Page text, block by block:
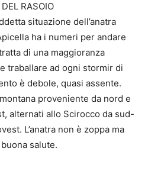
RASOIO
situazione dell’anatra
ha i numeri per andare
di una maggioranza
traballare ad ogni stormir di
è debole, quasi assente.
proveniente da nord e
alternati allo Scirocco da sud-
L’anatra non è zoppa ma
salute.